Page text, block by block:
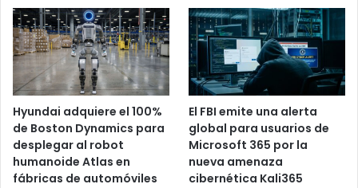
Hyundai adquiere el 100%
de Boston Dynamics para
desplegar al robot
humanoide Atlas en
fábricas de automóviles
El FBI emite una alerta
global para usuarios de
Microsoft 365 por la
nueva amenaza
cibernética Kali365